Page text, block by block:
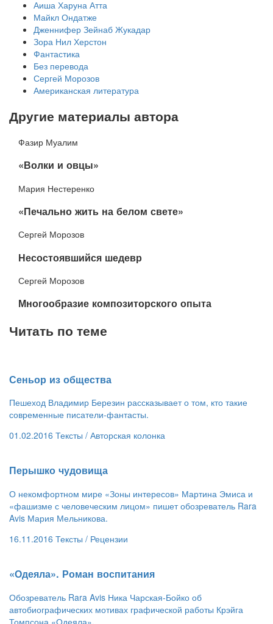
Аиша Харуна Атта
Майкл Ондатже
Дженнифер Зейнаб Жукадар
Зора Нил Херстон
Фантастика
Без перевода
Сергей Морозов
Американская литература
Другие материалы автора
Фазир Муалим
«Волки и овцы»
Мария Нестеренко
​«Печально жить на белом свете»
Сергей Морозов
​Несостоявшийся шедевр
Сергей Морозов
​Многообразие композиторского опыта
Читать по теме
Сеньор из общества
Пешеход Владимир Березин рассказывает о том, кто такие
современные писатели-фантасты.
01.02.2016 Тексты / Авторская колонка
​Перышко чудовища
О некомфортном мире «Зоны интересов» Мартина Эмиса и
«фашизме с человеческим лицом» пишет обозреватель Rara
Avis Мария Мельникова.
16.11.2016 Тексты / Рецензии
​«Одеяла». Роман воспитания
Обозреватель Rara Avis Ника Чарская-Бойко об
автобиографических мотивах графической работы Крэйга
Томпсона «Одеяла».